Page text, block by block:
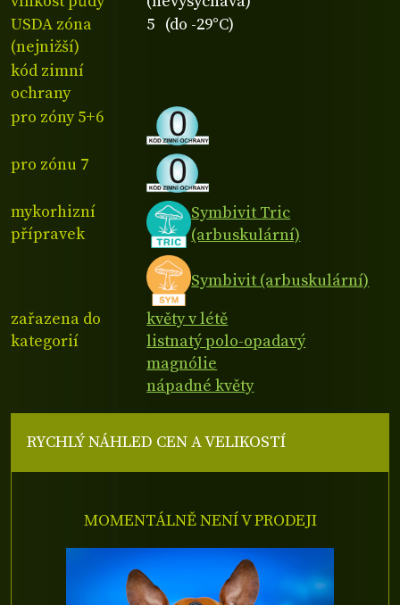
USDA zóna
(nejnižší)
5 (do -29°C)
kód zimní
ochrany
pro zóny 5+6
pro zónu 7
mykorhizní
přípravek
Symbivit Tric
(arbuskulární)
Symbivit (arbuskulární)
zařazena do
kategorií
květy v létě
listnatý polo-opadavý
magnólie
nápadné květy
RYCHLÝ NÁHLED CEN A VELIKOSTÍ
MOMENTÁLNĚ NENÍ V PRODEJI